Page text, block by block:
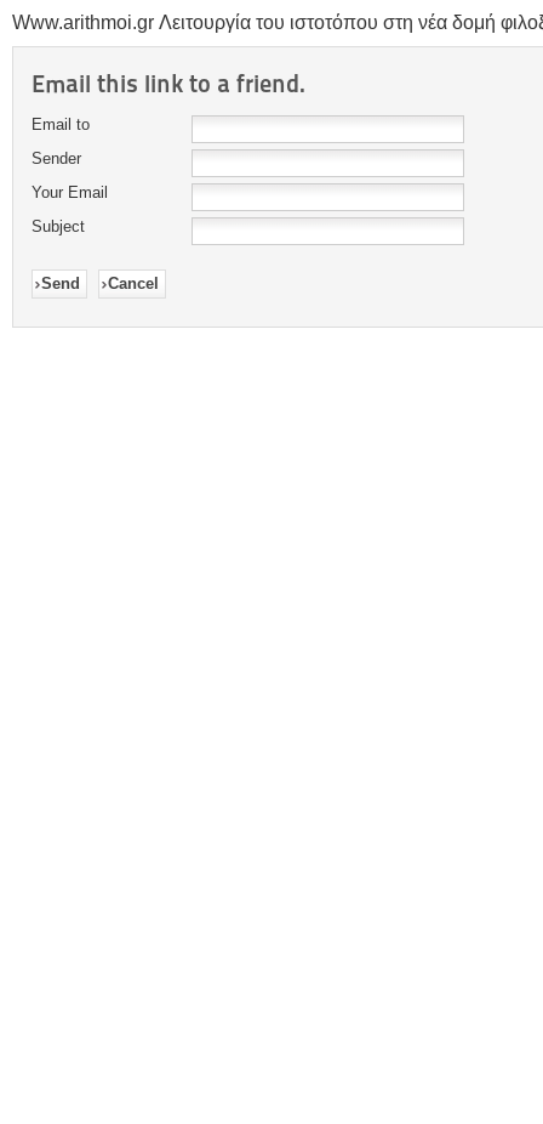
Www.arithmoi.gr Λειτουργία του ιστοτόπου στη νέα δομή
Email this link to a friend.
Email to
Sender
Your Email
Subject
Send Cancel